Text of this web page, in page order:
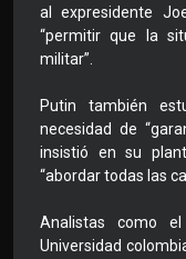
al expresidente
“permitir que la
militar”.
Putin también
necesidad de
insistió en su
“abordar todas las
Analistas como
Universidad